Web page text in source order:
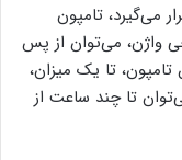
می‌گیرد، تامپون
واژن، می‌توان از پس
تا یک میزان،
تا چند ساعت از